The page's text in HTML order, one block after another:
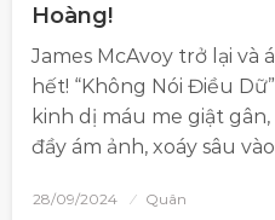
Hoàng!
James McAvoy trở lại và
hết! “Không Nói Điều
kinh dị máu me giật
đầy ám ảnh, xoáy sâu
28/09/2024 Quân